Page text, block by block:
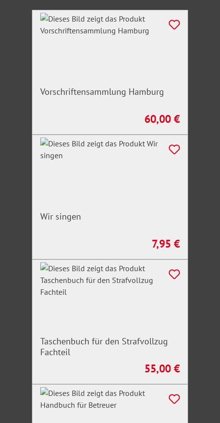
Produktgalerie überspringen
Vorschriftensammlung Hamburg
Regulärer Preis:
60,00 €
Wir singen
Regulärer Preis:
7,95 €
Taschenbuch für den Strafvollzug
Fachteil
Regulärer Preis:
55,00 €